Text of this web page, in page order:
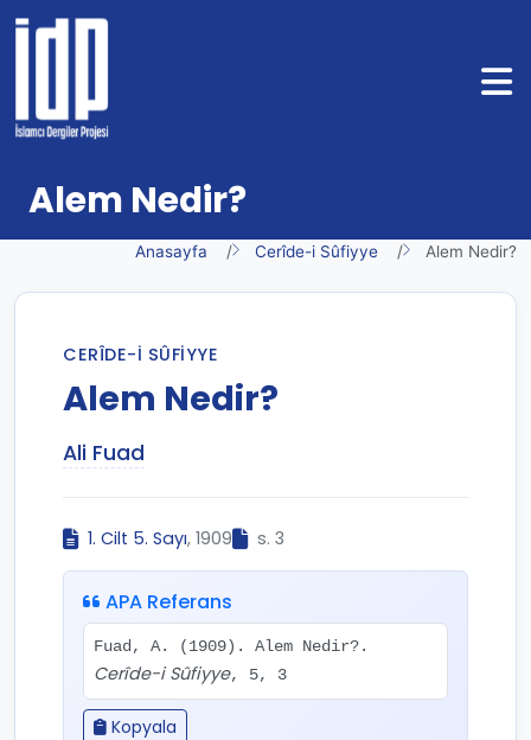
Alem Nedir?
Anasayfa Cerîde-i Sûfiyye Alem Nedir?
CERÎDE-I SÛFIYYE
Alem Nedir?
Ali Fuad
1. Cilt 5. Sayı, 1909 s. 3
APA Referans
Fuad, A. (1909). Alem Nedir?.
Cerîde-i Sûfiyye, 5, 3
Kopyala